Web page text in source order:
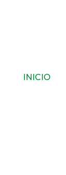
INICIO